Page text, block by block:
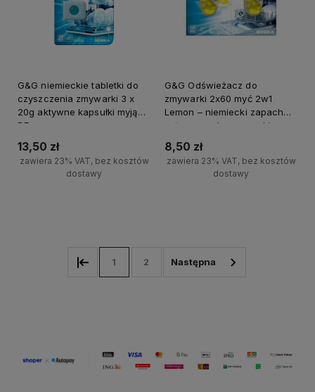
G&G niemieckie tabletki do
czyszczenia zmywarki 3 x
20g aktywne kapsułki myjące
DE
13,50 zł
zawiera 23% VAT, bez kosztów
dostawy
G&G Odświeżacz do
zmywarki 2x60 myć 2w1
Lemon – niemiecki zapach
cytrynowy do zmywarki
8,50 zł
zawiera 23% VAT, bez kosztów
dostawy
1 2